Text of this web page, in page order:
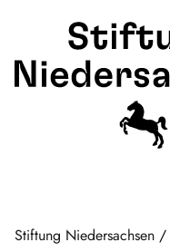
Stiftung Niedersachsen /